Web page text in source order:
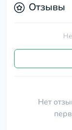
Отзывы
Нет